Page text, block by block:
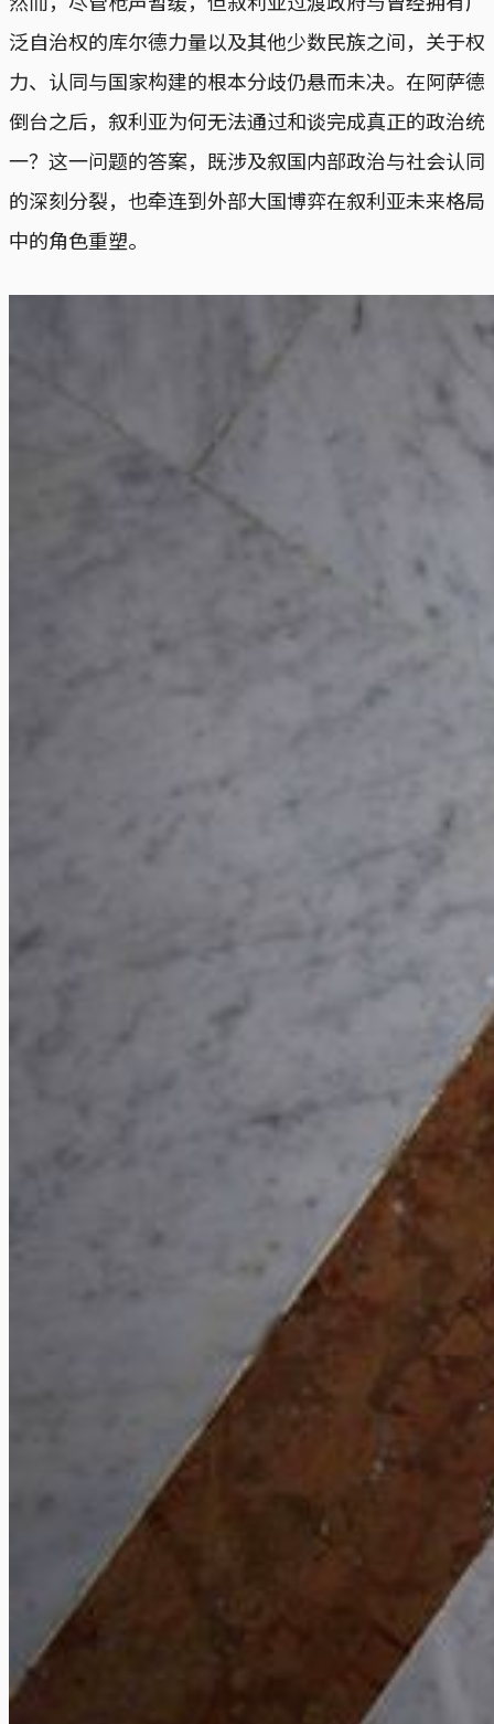
泛自治权的库尔德力量以及其他少数民族之间，关于权
力、认同与国家构建的根本分歧仍悬而未决。在阿萨德
倒台之后，叙利亚为何无法通过和谈完成真正的政治统
一？这一问题的答案，既涉及叙国内部政治与社会认同
的深刻分裂，也牵连到外部大国博弈在叙利亚未来格局
中的角色重塑。